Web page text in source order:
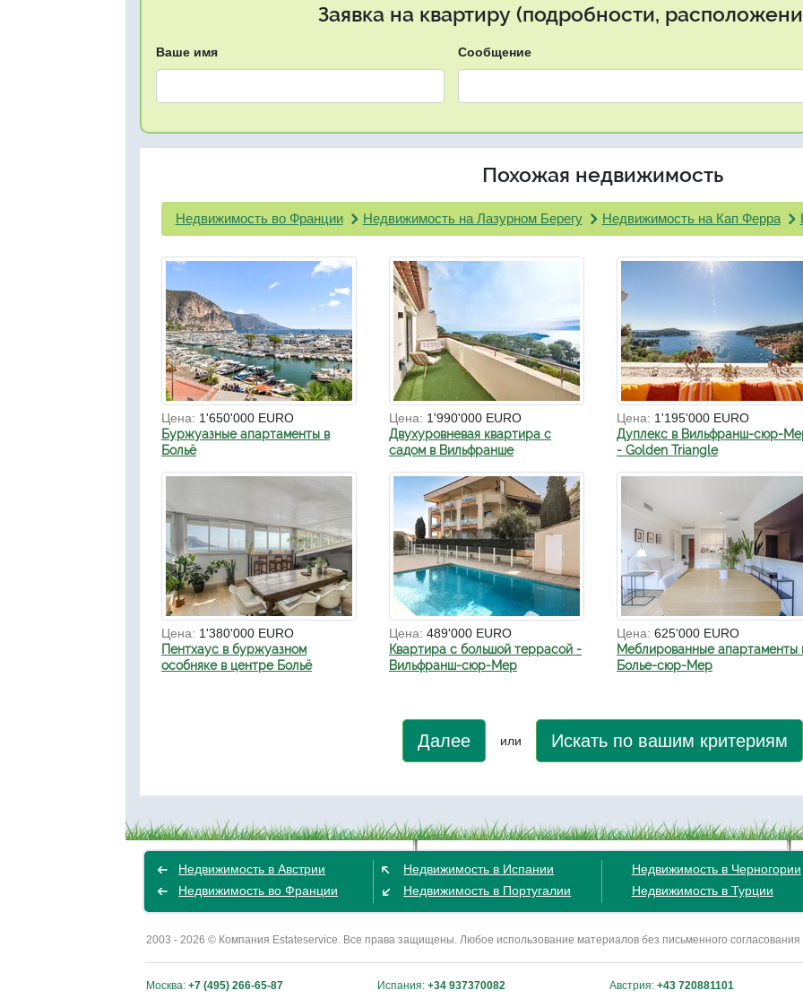
Заявка на квартиру (подробности,
Ваше имя Сообщение
Похожая недвижимость
Недвижимость во Франции Недвижимость на Лазурном Берегу Недвижимость на Кап Ферра
Цена: 1'650'000 EURO
Буржуазные апартаменты в
Больё
Цена: 1'990'000 EURO
Двухуровневая квартира с
садом в Вильфранше
Цена: 1'195'000 EURO
Дуплекс в Вильфранш-сюр-
- Golden Triangle
Цена: 1'380'000 EURO
Пентхаус в буржуазном
особняке в центре Больё
Цена: 489'000 EURO
Квартира с большой террасой -
Вильфранш-сюр-Мер
Цена: 625'000 EURO
Меблированные апартаменты
Болье-сюр-Мер
Далее или Искать по вашим критериям
Недвижимость в Австрии
Недвижимость во Франции
Недвижимость в Испании
Недвижимость в Португалии
Недвижимость в Черногории
Недвижимость в Турции
2003 - 2026 © Компания Estateservice. Все права защищены. Любое использование материалов без письменного
Москва: +7 (495) 266-65-87 Испания: +34 937370082 Австрия: +43 720881101